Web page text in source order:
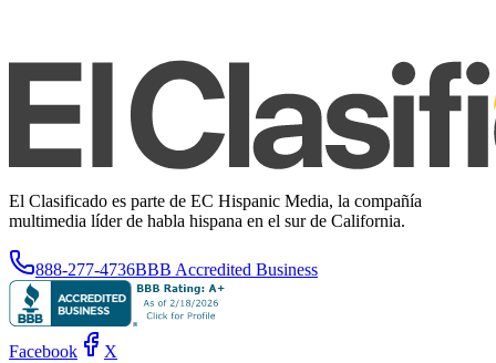
El Clasificado es parte de EC Hispanic Media, la compañía
multimedia líder de habla hispana en el sur de California.
888-277-4736BBB Accredited Business
Facebook X